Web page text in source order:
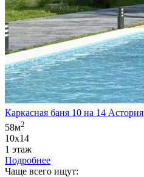
Каркасная баня 10 на 14 Астория
58м2
10х14
1 этаж
Подробнее
Чаще всего ищут: